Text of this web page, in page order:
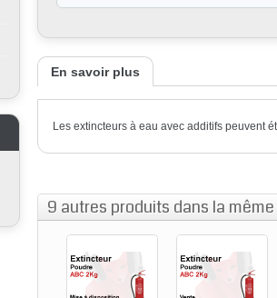
En savoir plus
Les extincteurs à eau avec additifs peuvent
9 autres produits dans la